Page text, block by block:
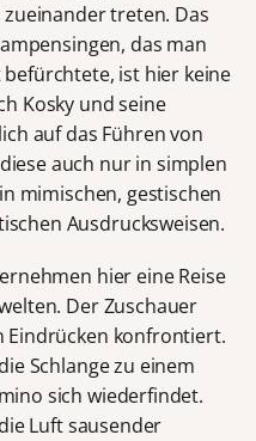
treten. Das
das man
ist hier keine
Kosky und seine
auf das Führen von
auch nur in simplen
mimischen, gestischen
Ausdrucksweisen.
hier eine Reise
Der Zuschauer
Eindrücken konfrontiert.
Schlange zu einem
sich wiederfindet.
Luft sausender